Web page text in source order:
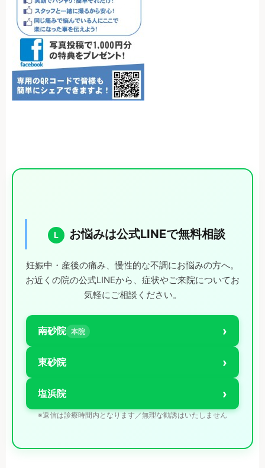
L お悩みは公式LINEで無料相談
妊娠中・産後の痛み、慢性的な不調にお悩みの方へ。
お近くの院の公式LINEから、症状やご来院についてお
気軽にご相談ください。
南砂院 本院 ›
東砂院 ›
塩浜院 ›
※返信は診療時間内となります／無理な勧誘はいたしません